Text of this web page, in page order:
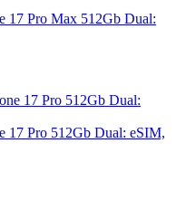
17 Pro Max 512Gb Dual:
17 Pro 512Gb Dual: eSIM,